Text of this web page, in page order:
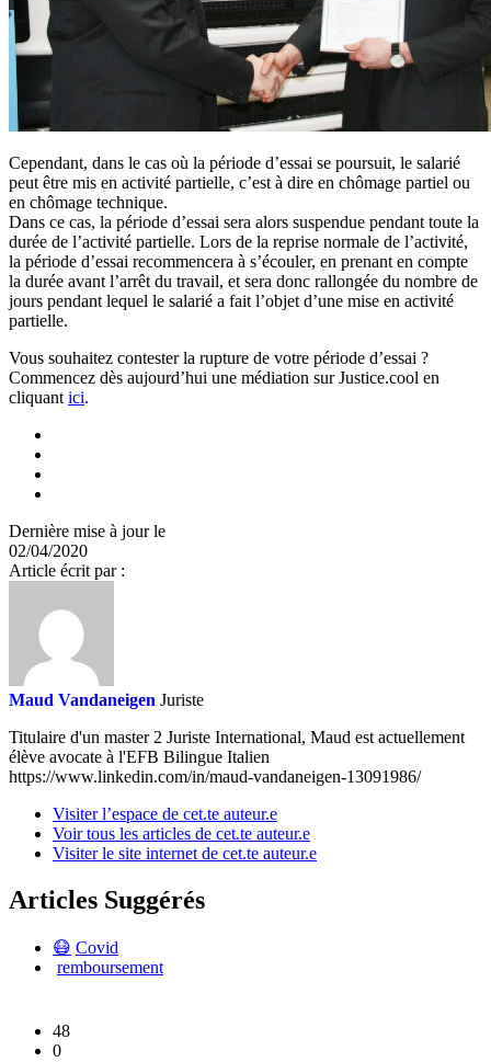
Cependant, dans le cas où la période d’essai se poursuit, le salarié
peut être mis en activité partielle, c’est à dire en chômage partiel ou
en chômage technique.
Dans ce cas, la période d’essai sera alors suspendue pendant toute la
durée de l’activité partielle. Lors de la reprise normale de l’activité,
la période d’essai recommencera à s’écouler, en prenant en compte
la durée avant l’arrêt du travail, et sera donc rallongée du nombre de
jours pendant lequel le salarié a fait l’objet d’une mise en activité
partielle.
Vous souhaitez contester la rupture de votre période d’essai ?
Commencez dès aujourd’hui une médiation sur Justice.cool en
cliquant ici.
Dernière mise à jour le
02/04/2020
Article écrit par :
Maud Vandaneigen Juriste
Titulaire d'un master 2 Juriste International, Maud est actuellement
élève avocate à l'EFB Bilingue Italien
https://www.linkedin.com/in/maud-vandaneigen-13091986/
Visiter l’espace de cet.te auteur.e
Voir tous les articles de cet.te auteur.e
Visiter le site internet de cet.te auteur.e
Articles Suggérés
😷 Covid
remboursement
48
0